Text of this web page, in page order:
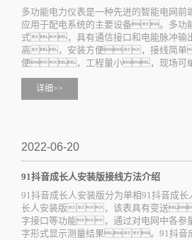
多功能电力仪表是一种先进的智能电网
应用于配电系统的主要设备。多功
式，具有通信接口和电能脉冲
高，安装方便，接线简单
便，工程量小，现场可编
详细>>
2022-06-20
91抖音成长人安装版接线方法介绍
91抖音成长人安装版分为单相91抖音成
长人安装版，该表具有变送
字接口等功能，通过对电网中各参
字形式显示测量结果。91抖音